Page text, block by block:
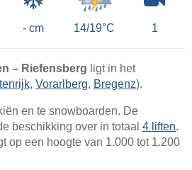
- cm 14/19°C 1
– Riefensberg ligt in het
, Vorarlberg, Bregenz).
en te snowboarden. De
beschikking over in totaal 4 liften.
op een hoogte van 1.000 tot 1.200